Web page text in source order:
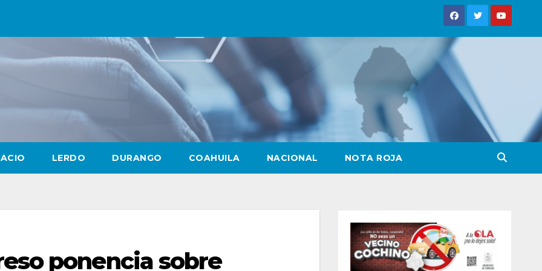
LERDO DURANGO COAHUILA NACIONAL NOTA ROJA
ponencia sobre